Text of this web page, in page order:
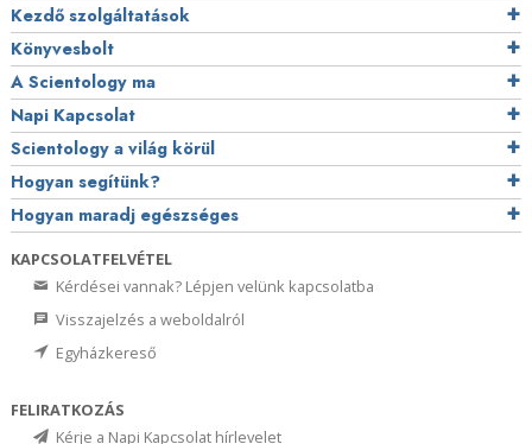
Kezdő szolgáltatások
Könyvesbolt
A Scientology ma
Napi Kapcsolat
Scientology a világ körül
Hogyan segítünk?
Hogyan maradj egészséges
KAPCSOLATFELVÉTEL
Kérdései vannak? Lépjen velünk kapcsolatba
Visszajelzés a weboldalról
Egyházkereső
FELIRATKOZÁS
Kérje a Napi Kapcsolat hírlevelet